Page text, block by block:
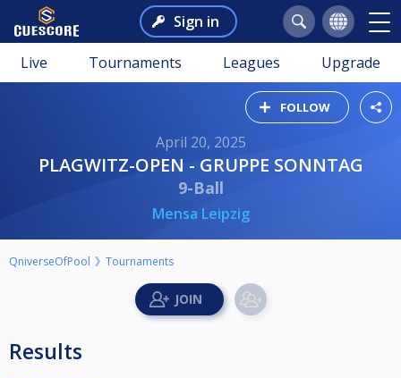
Sign in
Live Tournaments Leagues Upgrade
FOLLOW
April 20, 2025
PLAGWITZ-OPEN - GRUPPE SONNTAG
9-Ball
Mensa Leipzig
QniverseOfPool Tournaments
Results